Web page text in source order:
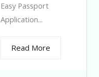
Easy Passport
Application...
Read More